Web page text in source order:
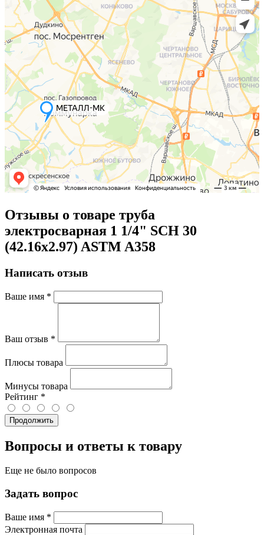
Отзывы о товаре труба
электросварная 1 1/4" SCH 30
(42.16х2.97) ASTM A358
Написать отзыв
Ваше имя *
Ваш отзыв *
Плюсы товара
Минусы товара
Рейтинг *
Продолжить
Вопросы и ответы к товару
Еще не было вопросов
Задать вопрос
Ваше имя *
Электронная почта